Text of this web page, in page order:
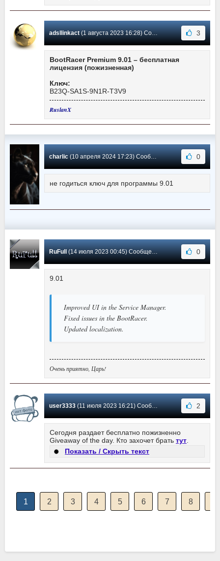
adsllinkact(1 августа 2023 16:28) Сообщение #156 3
BootRacer Premium 9.01 – бесплатная
лицензия (пожизненная)
Ключ:
B23Q-SA1S-9N1R-T3V9
RuslanX
charlic(10 апреля 2024 17:23) Сообщение #155 0
не годиться ключ для программы 9.01
RuFull (14 июля 2023 00:45) Сообщение #154 0
9.01
Improved UI in the Service Manager.
Fixed issues in the BootRacer.
Updated localization.
Очень приятно, Царь!
user3333(11 июля 2023 16:21) Сообщение #153 2
Сегодня раздает бесплатно пожизненно
Giveaway of the day. Кто захочет брать тут
Показать / Скрыть текст
1 2 3 4 5 6 7 8